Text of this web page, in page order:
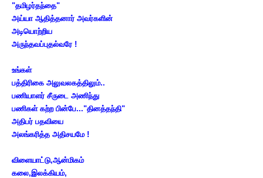
"தமிழர்தந்தை"
அய்யா ஆதித்தனார் அவர்களின்
அடியொற்றிய
அருந்தவப்புதல்வரே !
உங்கள்
பத்திரிகை அலுவலகத்திலும்..
பணியாளர் சீருடை அணிந்து
பணிகள் கற்ற பின்பே..."தினத்தந்தி"
அதிபர் பதவியை
அலங்கரித்த அதிசயமே !
விளையாட்டு,ஆன்மிகம்
கலை,இலக்கியம்,